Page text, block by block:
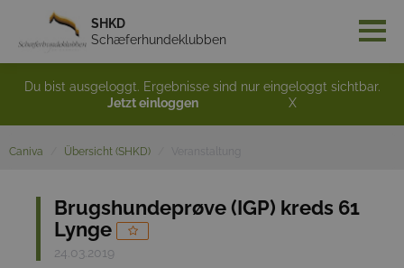
SHKD
Schæferhundeklubben
Du bist ausgeloggt. Ergebnisse sind nur eingeloggt sichtbar.
Jetzt einloggen
X
Caniva Übersicht (SHKD)
Brugshundeprøve (IGP) kreds 61
Lynge
24.03.2019